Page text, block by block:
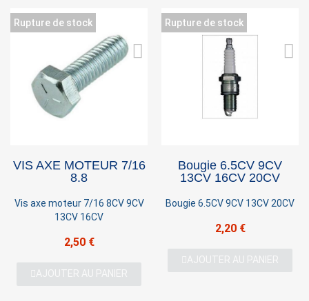
Rupture de stock
VIS AXE MOTEUR 7/16
8.8
Vis axe moteur 7/16 8CV 9CV
13CV 16CV
2,50 €
AJOUTER AU PANIER
Rupture de stock
Bougie 6.5CV 9CV
13CV 16CV 20CV
Bougie 6.5CV 9CV 13CV 20CV
2,20 €
AJOUTER AU PANIER
You need to be logged in to save products in your
Sign in